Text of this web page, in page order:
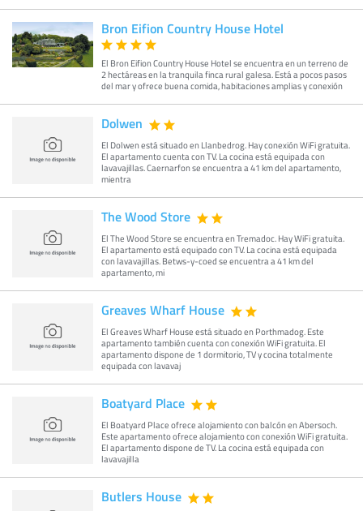
Bron Eifion Country House Hotel
El Bron Eifion Country House Hotel se encuentra en un terreno de
2 hectáreas en la tranquila finca rural galesa. Está a pocos pasos
del mar y ofrece buena comida, habitaciones amplias y conexión
Dolwen
El Dolwen está situado en Llanbedrog. Hay conexión WiFi gratuita.
El apartamento cuenta con TV. La cocina está equipada con
lavavajillas. Caernarfon se encuentra a 41 km del apartamento,
mientra
The Wood Store
El The Wood Store se encuentra en Tremadoc. Hay WiFi gratuita.
El apartamento está equipado con TV. La cocina está equipada
con lavavajillas. Betws-y-coed se encuentra a 41 km del
apartamento, mi
Greaves Wharf House
El Greaves Wharf House está situado en Porthmadog. Este
apartamento también cuenta con conexión WiFi gratuita. El
apartamento dispone de 1 dormitorio, TV y cocina totalmente
equipada con lavavaj
Boatyard Place
El Boatyard Place ofrece alojamiento con balcón en Abersoch.
Este apartamento ofrece alojamiento con conexión WiFi gratuita.
El apartamento dispone de TV. La cocina está equipada con
lavavajilla
Butlers House